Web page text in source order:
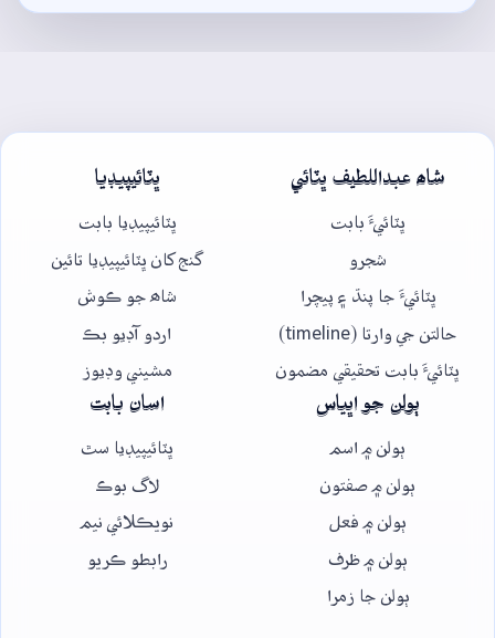
شاھ عبداللطيف ڀٽائي
ڀٽائيءَ بابت
شجرو
ڀٽائيءَ جا پنڌ ۽ پيچرا
حالتن جي وارتا (timeline)
ڀٽائيءَ بابت تحقيقي مضمون
ڀٽائيپيڊيا
ڀٽائيپيڊيا بابت
گنج کان ڀٽائيپيڊيا تائين
شاھ جو ڪوش
اردو آڊيو بڪ
مشيني وڊيوز
ٻولن جو اڀياس
ٻولن ۾ اسم
ٻولن ۾ صفتون
ٻولن ۾ فعل
ٻولن ۾ ظرف
ٻولن جا زمرا
اسان بابت
ڀٽائيپيڊيا سٿ
لاگ بوڪ
نويڪلائي نيم
رابطو ڪريو